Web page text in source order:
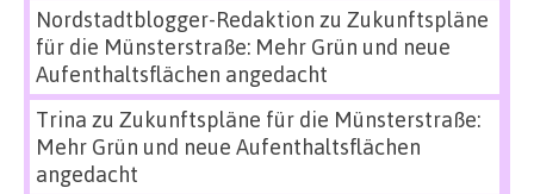
Nordstadtblogger-Redaktion zu Zukunftspläne
für die Münsterstraße: Mehr Grün und neue
Aufenthaltsflächen angedacht
Trina zu Zukunftspläne für die Münsterstraße:
Mehr Grün und neue Aufenthaltsflächen
angedacht